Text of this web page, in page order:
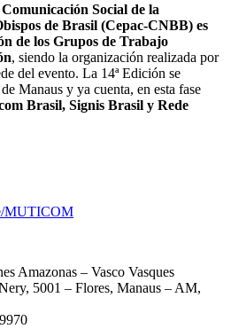
Social de la
de Brasil (Cepac-CNBB) es
de los Grupos de Trabajo
, siendo la organización realizada por
del evento. La 14ª Edición se
Manaus y ya cuenta, en esta fase
Brasil, Signis Brasil y Rede
MUTICOM
Amazonas – Vasco Vasques
5001 – Flores, Manaus – AM,